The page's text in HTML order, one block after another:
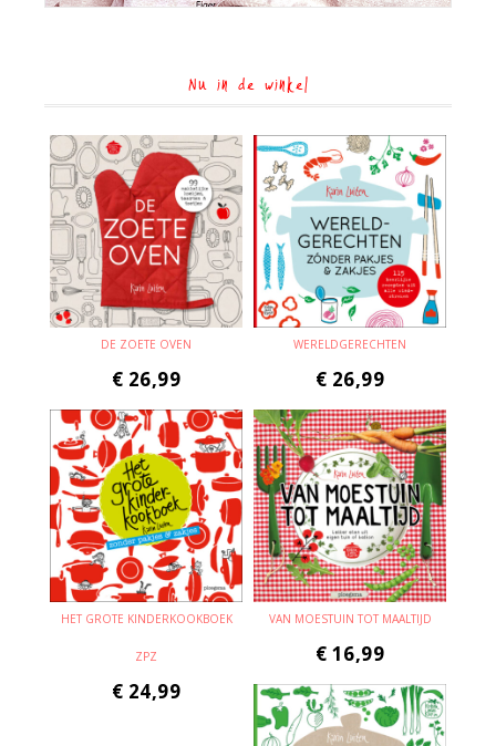
Nu in de winkel
DE ZOETE OVEN
€ 26,99
WERELDGERECHTEN
€ 26,99
HET GROTE KINDERKOOKBOEK
ZPZ
€ 24,99
VAN MOESTUIN TOT MAALTIJD
€ 16,99